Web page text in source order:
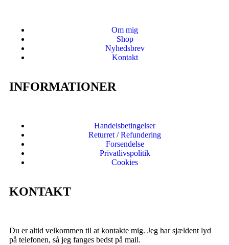
Om mig
Shop
Nyhedsbrev
Kontakt
INFORMATIONER
Handelsbetingelser
Returret / Refundering
Forsendelse
Privatlivspolitik
Cookies
KONTAKT
Du er altid velkommen til at kontakte mig. Jeg har sjældent lyd
på telefonen, så jeg fanges bedst på mail.